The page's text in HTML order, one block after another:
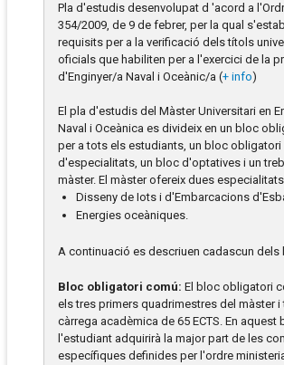
Pla d'estudis desenvolupat d 'acord a
354/2009, de 9 de febrer, per la qual
requisits per a la verificació dels títols
oficials que habiliten per a l'exercici de la
d'Enginyer/a Naval i Oceànic/a (+ info)
El pla d'estudis del Màster Universitari en
Naval i Oceànica es divideix en un bloc
per a tots els estudiants, un bloc obligatori
d'especialitats, un bloc d'optatives i un
màster. El màster ofereix dues
Disseny de Iots i d'Embarcacions
Energies oceàniques.
A continuació es descriuen cadascun dels
Bloc obligatori comú: El bloc obligatori
els tres primers quadrimestres del màster i
càrrega acadèmica de 65 ECTS. En aquest
l'estudiant adquirirà la major part de les
específiques definides per l'ordre